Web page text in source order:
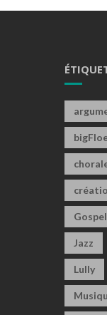
Gospel
Jazz
Lully